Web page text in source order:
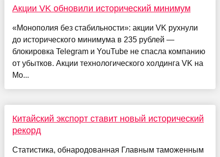
Акции VK обновили исторический минимум
«Монополия без стабильности»: акции VK рухнули
до исторического минимума в 235 рублей —
блокировка Telegram и YouTube не спасла компанию
от убытков. Акции технологического холдинга VK на
Мо...
Китайский экспорт ставит новый исторический
рекорд
Статистика, обнародованная Главным таможенным